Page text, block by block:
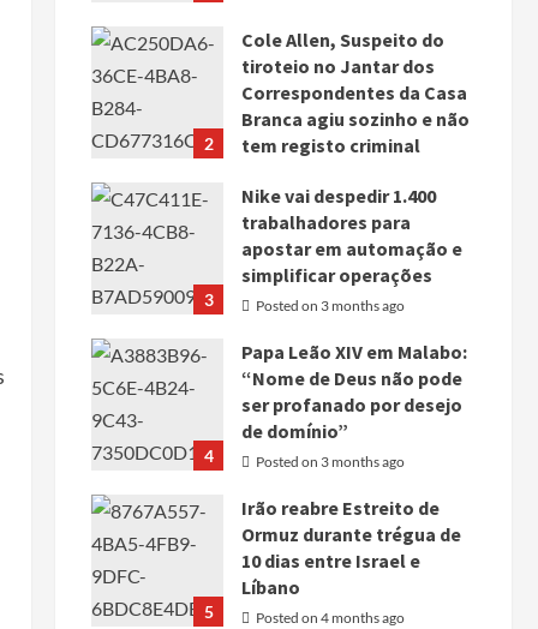
2
Cole Allen, Suspeito do
tiroteio no Jantar dos
Correspondentes da Casa
Branca agiu sozinho e não
tem registo criminal
3
Nike vai despedir 1.400
trabalhadores para
apostar em automação e
simplificar operações
Posted on 3 months ago
4
Papa Leão XIV em Malabo:
“Nome de Deus não pode
ser profanado por desejo
de domínio”
Posted on 3 months ago
5
Irão reabre Estreito de
Ormuz durante trégua de
10 dias entre Israel e
Líbano
Posted on 4 months ago